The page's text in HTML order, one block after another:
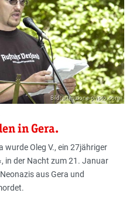
Bild: attenzione-photo.com
in Gera.
wurde Oleg V., ein 27jähriger
in der Nacht zum 21. Januar
aus Gera und